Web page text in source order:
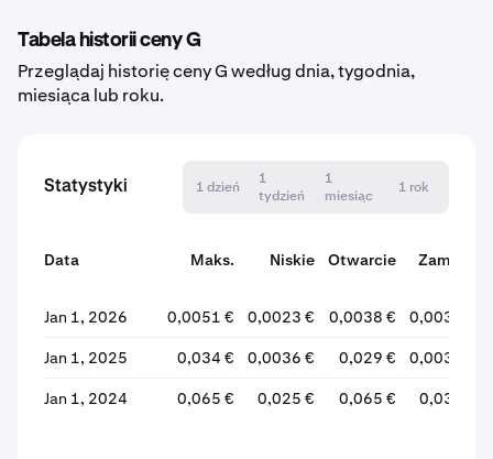
Tabela historii ceny G
Przeglądaj historię ceny G według dnia, tygodnia,
miesiąca lub roku.
Statystyki 1 dzień
1
tydzień
1
miesiąc
1 rok
Data Maks. Niskie Otwarcie Zamknij
Jan 1, 2026 0,0051 € 0,0023 € 0,0038 € 0,0031 €
Jan 1, 2025 0,034 € 0,0036 € 0,029 € 0,0038 €
Jan 1, 2024 0,065 € 0,025 € 0,065 € 0,030 €